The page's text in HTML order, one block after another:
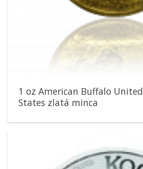
1 oz American Buffalo United
States zlatá minca